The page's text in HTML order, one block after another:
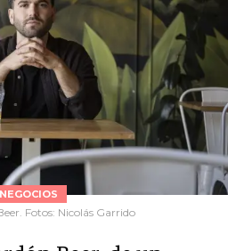
NEGOCIOS
Fotos: Nicolás Garrido